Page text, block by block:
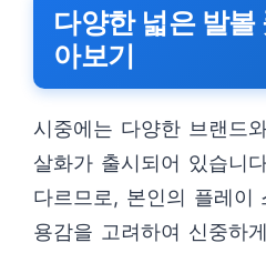
다양한 넓은 발볼
아보기
시중에는 다양한 브랜드
살화가 출시되어 있습니
다르므로, 본인의 플레이
용감을 고려하여 신중하